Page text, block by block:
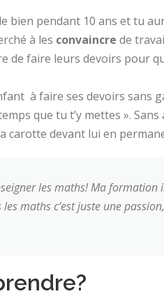
bien pendant 10 ans et tu
à les convaincre de
de faire leurs devoirs pour
à faire ses devoirs sans
que tu t’y mettes ».
carotte devant lui en
les maths! Ma formation
maths c’est juste une